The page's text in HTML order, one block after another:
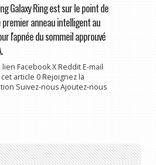
Galaxy Ring est sur le point de
premier anneau intelligent au
l'apnée du sommeil approuvé
Facebook X Reddit E-mail
article 0 Rejoignez la
Suivez-nous Ajoutez-nous